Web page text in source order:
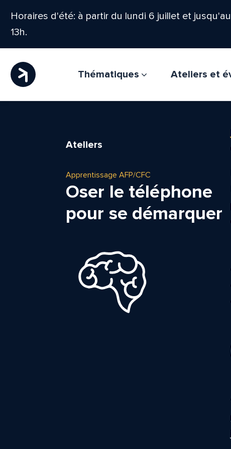
Horaires d'été: à partir du lundi 6 juillet et
13h.
Thématiques Ateliers et
Ateliers
Apprentissage AFP/CFC
Oser le téléphone
pour se démarquer